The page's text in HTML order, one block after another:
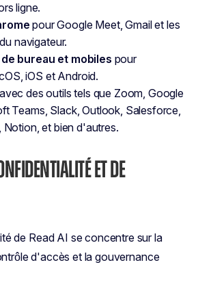
ligne.
pour Google Meet, Gmail et les
navigateur.
bureau et mobiles pour
iOS et Android.
avec des outils tels que Zoom, Google
Teams, Slack, Outlook, Salesforce,
Notion, et bien d'autres.
ET DE
de Read AI se concentre sur la
d'accès et la gouvernance